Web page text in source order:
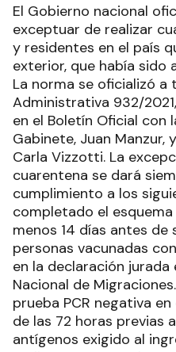
El Gobierno nacional
exceptuar de realizar
y residentes en el país
exterior, que había sido
La norma se oficializó a
Administrativa 932/
en el Boletín Oficial con
Gabinete, Juan Manzur,
Carla Vizzotti. La
cuarentena se dará
cumplimiento a los
completado el
menos 14 días antes de
personas vacunadas
en la declaración
Nacional de
prueba PCR negativa
de las 72 horas previas
antígenos exigido al